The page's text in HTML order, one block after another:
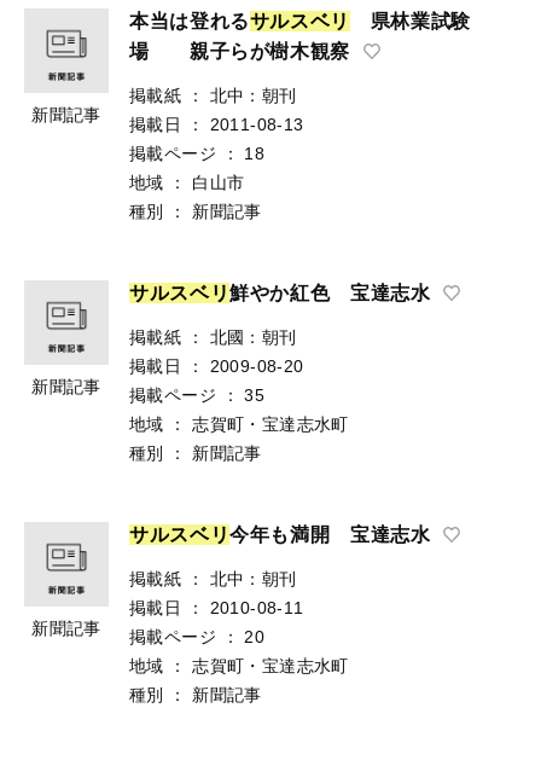
新聞記事
本当は登れるサルスベリ
県林業試験
場 親子らが樹木観察
掲載紙 ：
北中：朝刊
掲載日
：
2011-08-13
掲載ページ
：
18
地域
：
白山市
種別
： 新聞記事
新聞記事
サルスベリ鮮やか紅色 宝達志水
掲載紙 ：
北國：朝刊
掲載日
：
2009-08-20
掲載ページ
：
35
地域
：
志賀町・宝達志水町
種別
： 新聞記事
新聞記事
サルスベリ今年も満開 宝達志水
掲載紙 ：
北中：朝刊
掲載日
：
2010-08-11
掲載ページ
：
20
地域
：
志賀町・宝達志水町
種別
： 新聞記事